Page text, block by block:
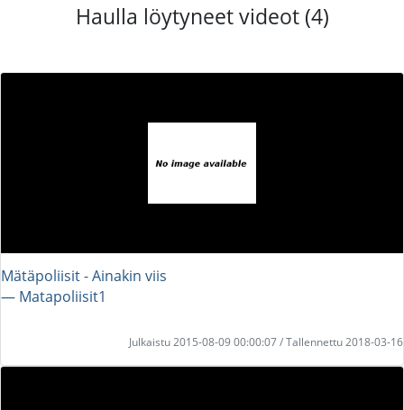
Haulla löytyneet videot (4)
Mätäpoliisit - Ainakin viis
― Matapoliisit1
Julkaistu 2015-08-09 00:00:07 / Tallennettu 2018-03-16